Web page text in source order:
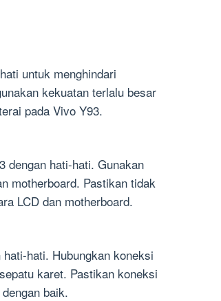
untuk menghindari
kekuatan terlalu besar
pada Vivo Y93.
dengan hati-hati. Gunakan
motherboard. Pastikan tidak
LCD dan motherboard.
hati. Hubungkan koneksi
karet. Pastikan koneksi
baik.